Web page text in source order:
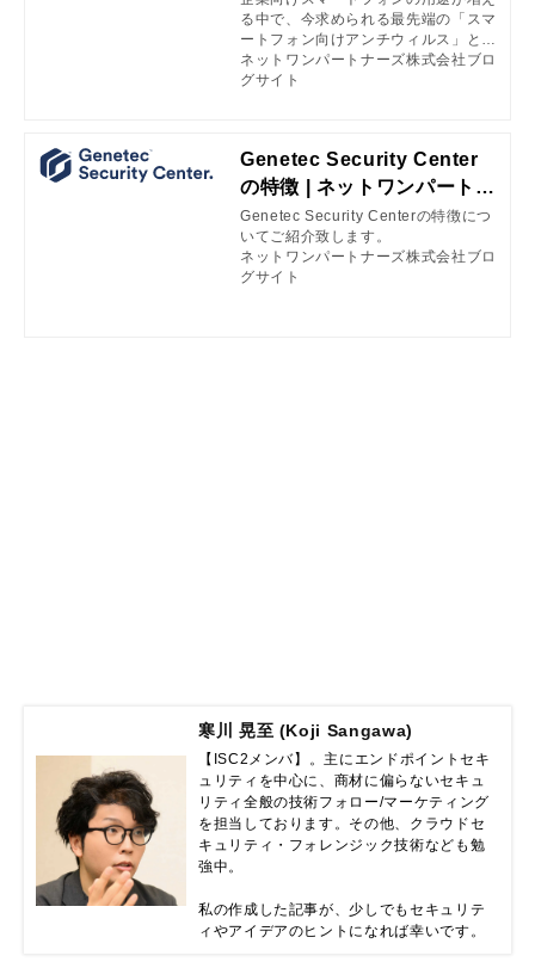
かしてみた！～
る中で、今求められる最先端の「スマ
ートフォン向けアンチウィルス」とは
何なのか、今回はAndroid編としてお
送りします。
ネットワンパートナーズ株式会社ブロ
グサイト
Genetec Security Center
の特徴 | ネットワンパートナ
ーズ株式会社ブログサイト
Genetec Security Centerの特徴につ
いてご紹介致します。
ネットワンパートナーズ株式会社ブロ
グサイト
寒川 晃至 (Koji Sangawa)
【ISC2メンバ】。主にエンドポイントセキ
ュリティを中心に、商材に偏らないセキュ
リティ全般の技術フォロー/マーケティング
を担当しております。その他、クラウドセ
キュリティ・フォレンジック技術なども勉
強中。
私の作成した記事が、少しでもセキュリテ
ィやアイデアのヒントになれば幸いです。